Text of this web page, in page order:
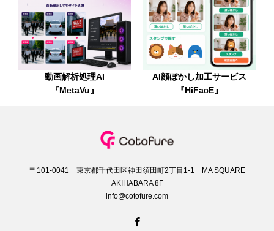
動画解析処理AI
『MetaVu』
AI顔ぼかし加工サービス
『HiFacE』
〒101-0041 東京都千代田区神田須田町2丁目1-1 MA SQUARE
AKIHABARA 8F
info@cotofure.com